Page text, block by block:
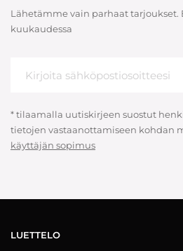
Lähetämme vain parhaat tarjoukset.
kuukaudessa
* tilaamalla uutiskirjeen suostut
tietojen vastaanottamiseen kohdan
käyttäjän sopimus
LUETTELO